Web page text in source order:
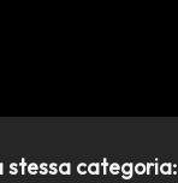
stessa categoria: